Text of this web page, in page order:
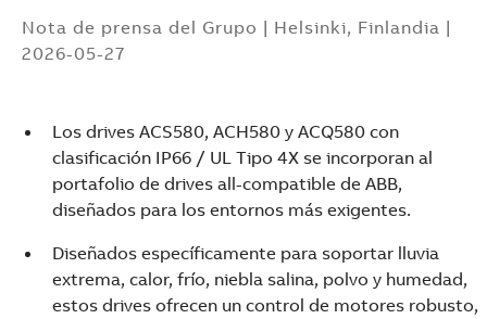
Nota de prensa del Grupo | Helsinki, Finlandia |
2026-05-27
Los drives ACS580, ACH580 y ACQ580 con
clasificación IP66 / UL Tipo 4X se incorporan al
portafolio de drives all-compatible de ABB,
diseñados para los entornos más exigentes.
Diseñados específicamente para soportar lluvia
extrema, calor, frío, niebla salina, polvo y humedad,
estos drives ofrecen un control de motores robusto,